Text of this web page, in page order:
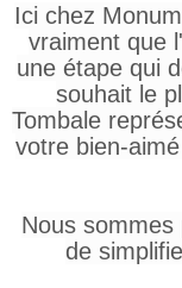
Ici chez
vraiment que
une étape qui
souhait le
Tombale
votre bien-
Nous
de